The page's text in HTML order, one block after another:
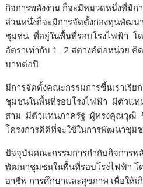
กิจการพลังงาน ก็จะมีหมวดหนึ่งที่มีก
ส่วนหนึ่งก็จะมีการจัดตั้งกองทุนพัฒ
ชุมชน ที่อยู่ในพื้นที่รอบโรงไฟฟ้า โด
อัตราเท่ากับ 1- 2 สตางค์ต่อหน่วย คิ
บาทต่อปี
มีการจัดตั้งคณะกรรมการขึ้นเราเรี
ชุมชนในพื้นที่รอบโรงไฟฟ้า มีตัวแท
สาม มีตัวแทนภาครัฐ ผู้ทรงคุณวุฒิ
โครงการดีดีที่จะใช้ในการพัฒนาชุม
ปัจจุบันคณะกรรมการกำกับกิจการพ
พัฒนาชุมชนในพื้นที่รอบโรงไฟฟ้า โ
อาชีพ การศึกษาและสุขภาพ เพื่อให้